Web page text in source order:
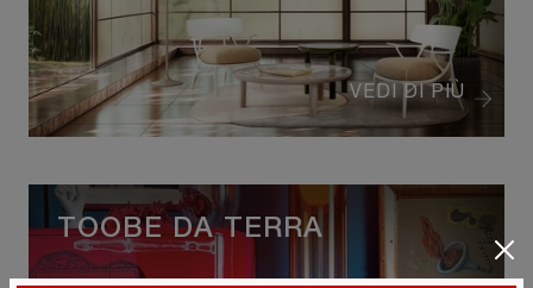
VEDI DI PIÙ
TOOBE DA TERRA